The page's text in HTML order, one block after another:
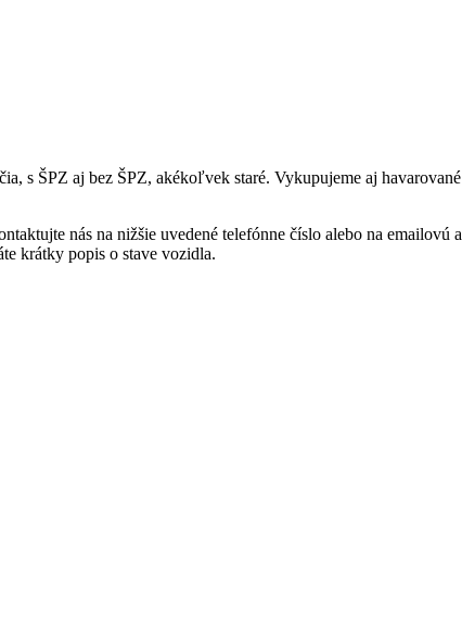
s ŠPZ aj bez ŠPZ, akékoľvek staré. Vykupujeme aj
nás na nižšie uvedené telefónne číslo alebo na emailovú
krátky popis o stave vozidla.